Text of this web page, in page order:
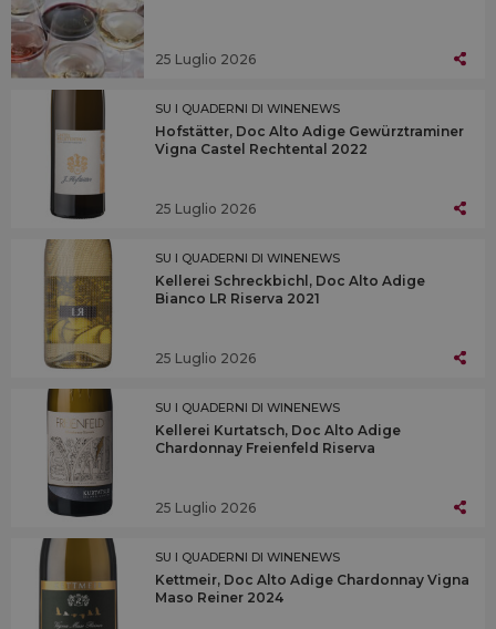
25 Luglio 2026
SU I QUADERNI DI WINENEWS
Hofstätter, Doc Alto Adige Gewürztraminer
Vigna Castel Rechtental 2022
25 Luglio 2026
SU I QUADERNI DI WINENEWS
Kellerei Schreckbichl, Doc Alto Adige
Bianco LR Riserva 2021
25 Luglio 2026
SU I QUADERNI DI WINENEWS
Kellerei Kurtatsch, Doc Alto Adige
Chardonnay Freienfeld Riserva
25 Luglio 2026
SU I QUADERNI DI WINENEWS
Kettmeir, Doc Alto Adige Chardonnay Vigna
Maso Reiner 2024